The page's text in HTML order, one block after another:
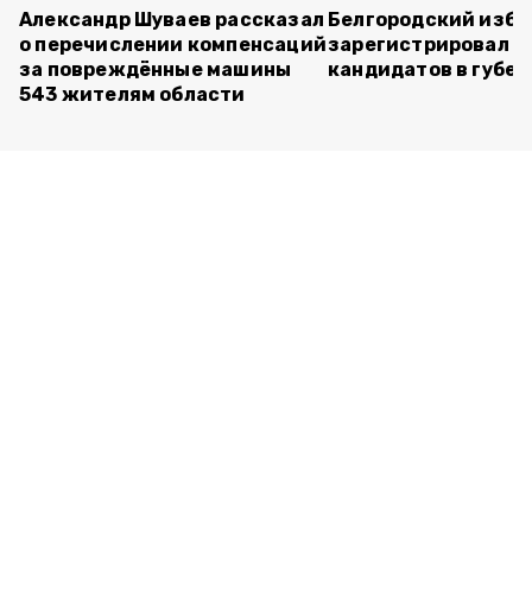
Александр Шуваев рассказал
о перечислении компенсаций
за повреждённые машины
543 жителям области
Белгородский
зарегистрировал
кандидатов в